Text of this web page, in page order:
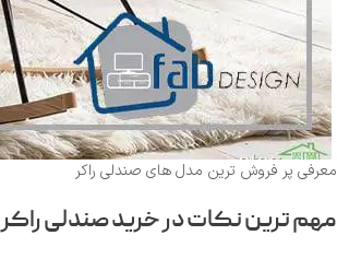
معرفی پر فروش ترین مدل های صندلی راکر
مهم ترین نکات در خرید صندلی راکر